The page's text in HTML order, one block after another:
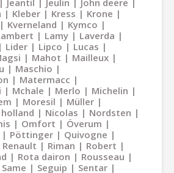
Jeantil Jeulin
John deere
Kleber Kress
Krone
Kverneland
Kymco
Lamy
Laverda
Lider Lipco
Lucas
Mahot
Mailleux
Maschio
Matermacc
Mchale Merlo
Michelin
Moresil
Müller
Nicolas
Nordsten
Omfort
Överum
Pöttinger
Quivogne
Renault Riman
Robert
Rota dairon
Rousseau
Same Seguip
Sentar